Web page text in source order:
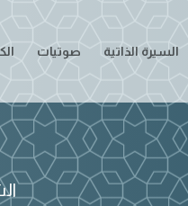
السيرة الذاتية صوتيات